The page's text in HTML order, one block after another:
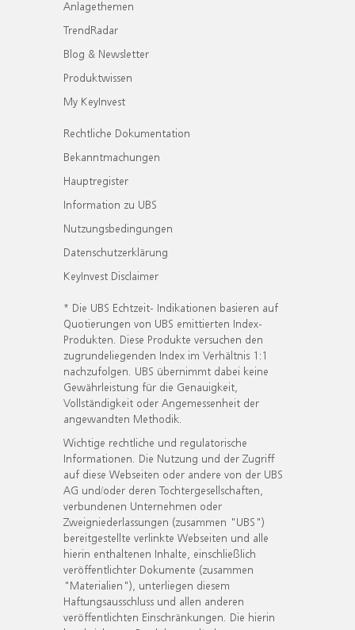
Anlagethemen
TrendRadar
Blog & Newsletter
Produktwissen
My KeyInvest
Rechtliche Dokumentation
Bekanntmachungen
Hauptregister
Information zu UBS
Nutzungsbedingungen
Datenschutzerklärung
KeyInvest Disclaimer
* Die UBS Echtzeit- Indikationen basieren auf
Quotierungen von UBS emittierten Index-
Produkten. Diese Produkte versuchen den
zugrundeliegenden Index im Verhältnis 1:1
nachzufolgen. UBS übernimmt dabei keine
Gewährleistung für die Genauigkeit,
Vollständigkeit oder Angemessenheit der
angewandten Methodik.
Wichtige rechtliche und regulatorische
Informationen. Die Nutzung und der Zugriff
auf diese Webseiten oder andere von der UBS
AG und/oder deren Tochtergesellschaften,
verbundenen Unternehmen oder
Zweigniederlassungen (zusammen "UBS")
bereitgestellte verlinkte Webseiten und alle
hierin enthaltenen Inhalte, einschließlich
veröffentlichter Dokumente (zusammen
"Materialien"), unterliegen diesem
Haftungsausschluss und allen anderen
veröffentlichten Einschränkungen. Die hierin